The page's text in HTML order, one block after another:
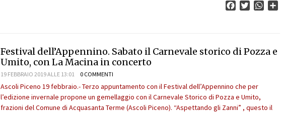
FacebookTwitter
Festival dell’Appennino. Sabato il Carnevale storico di Pozza e
Umito, con La Macina in concerto
19 FEBBRAIO 2019 ALLE 13:01 0 COMMENTI
Ascoli Piceno 19 febbraio.- Terzo appuntamento con il Festival dell’Appennino che per
l’edizione invernale propone un gemellaggio con il Carnevale Storico di Pozza e Umito,
frazioni del Comune di Acquasanta Terme (Ascoli Piceno). “Aspettando gli Zanni” , questo il